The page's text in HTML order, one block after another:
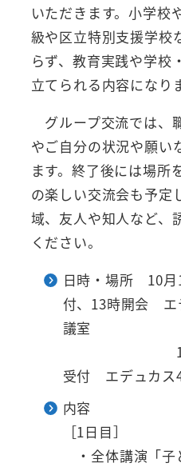
いただきます。小学校
級や区立特別支援学校
らず、教育実践や学校
立てられる内容になり
グループ交流では、
やご自分の状況や願い
ます。終了後には場所
の楽しい交流会も予定
域、友人や知人など、
ください。
日時・場所 10月
付、13時開会
議室
13日（日
受付 エデュカ
内容
［1日目］
・全体講演「子